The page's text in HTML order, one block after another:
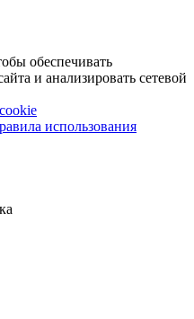
обеспечивать
и анализировать сетевой
использования